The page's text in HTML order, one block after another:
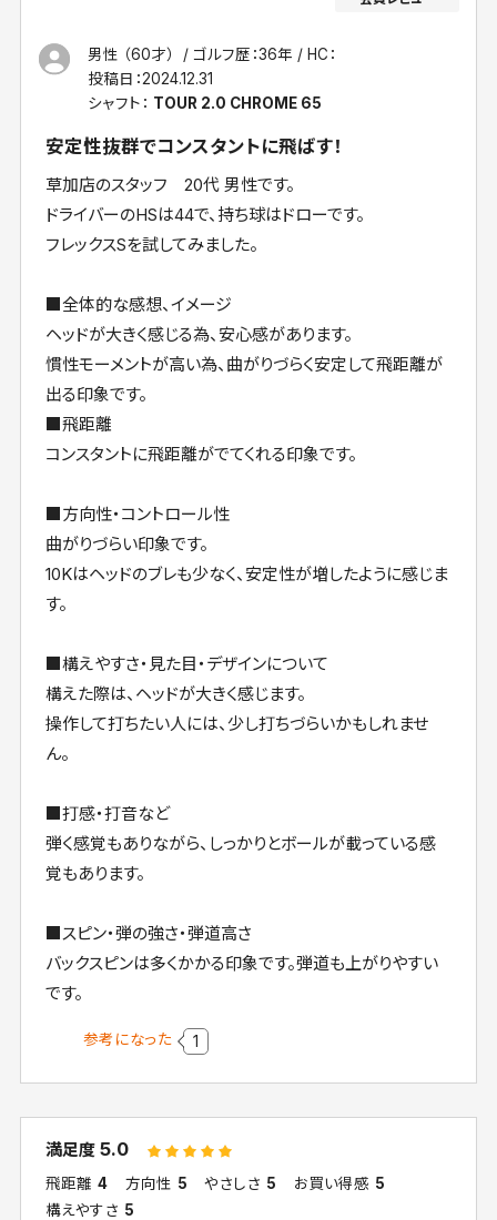
男性 （60才） ゴルフ歴：36年
HC：
投稿日：2024.12.31
シャフト： TOUR 2.0 CHROME 65
安定性抜群でコンスタントに飛ばす！
草加店のスタッフ 20代 男性です。
ドライバーのHSは44で、持ち球はドローです。
フレックスSを試してみました。
■全体的な感想、イメージ
ヘッドが大きく感じる為、安心感があります。
慣性モーメントが高い為、曲がりづらく安定して飛距離が
出る印象です。
■飛距離
コンスタントに飛距離がでてくれる印象です。
■方向性・コントロール性
曲がりづらい印象です。
10Kはヘッドのブレも少なく、安定性が増したように感じま
す。
■構えやすさ・見た目・デザインについて
構えた際は、ヘッドが大きく感じます。
操作して打ちたい人には、少し打ちづらいかもしれませ
ん。
■打感・打音など
弾く感覚もありながら、しっかりとボールが載っている感
覚もあります。
■スピン・弾の強さ・弾道高さ
バックスピンは多くかかる印象です。弾道も上がりやすい
です。
参考になった 1
満足度5.0
飛距離 4 方向性 5 やさしさ 5 お買い得感 5
構えやすさ 5